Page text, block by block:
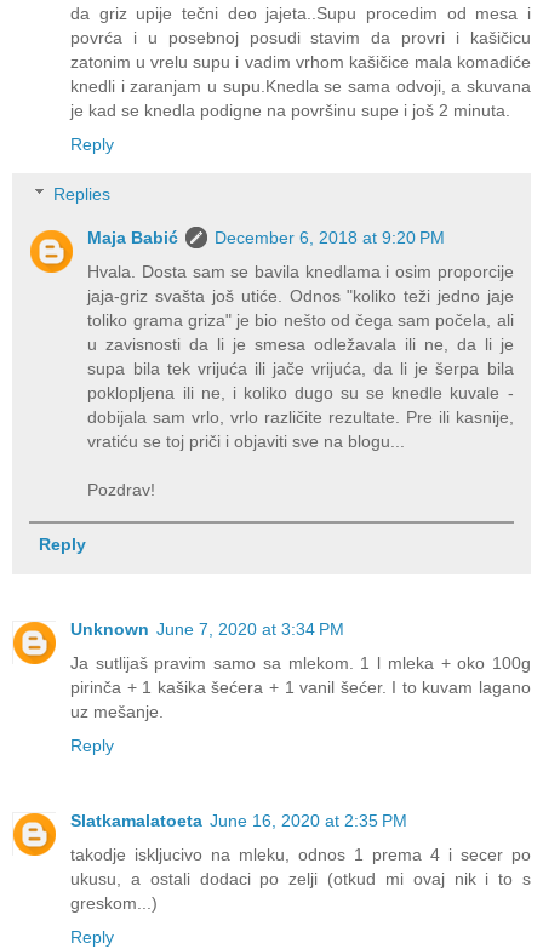
da griz upije tečni deo jajeta..Supu procedim od mesa i
povrća i u posebnoj posudi stavim da provri i kašičicu
zatonim u vrelu supu i vadim vrhom kašičice mala komadiće
knedli i zaranjam u supu.Knedla se sama odvoji, a skuvana
je kad se knedla podigne na površinu supe i još 2 minuta.
Reply
Replies
Maja Babić
December 6, 2018 at 9:20 PM
Hvala. Dosta sam se bavila knedlama i osim proporcije
jaja-griz svašta još utiće. Odnos "koliko teži jedno jaje
toliko grama griza" je bio nešto od čega sam počela, ali
u zavisnosti da li je smesa odležavala ili ne, da li je
supa bila tek vrijuća ili jače vrijuća, da li je šerpa bila
poklopljena ili ne, i koliko dugo su se knedle kuvale -
dobijala sam vrlo, vrlo različite rezultate. Pre ili kasnije,
vratiću se toj priči i objaviti sve na blogu...
Pozdrav!
Reply
Unknown June 7, 2020 at 3:34 PM
Ja sutlijaš pravim samo sa mlekom. 1 l mleka + oko 100g
pirinča + 1 kašika šećera + 1 vanil šećer. I to kuvam lagano
uz mešanje.
Reply
Slatkamalatoeta June 16, 2020 at 2:35 PM
takodje iskljucivo na mleku, odnos 1 prema 4 i secer po
ukusu, a ostali dodaci po zelji (otkud mi ovaj nik i to s
greskom...)
Reply